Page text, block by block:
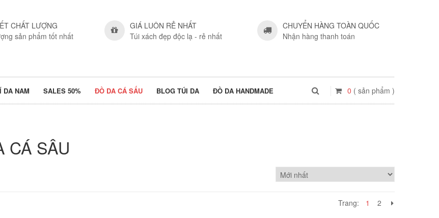
CHẤT LƯỢNG
sản phẩm tốt nhất
GIÁ LUÔN RẺ NHẤT
Túi xách đẹp độc lạ - rẻ nhất
CHUYỂN HÀNG TOÀN QUỐC
Nhận hàng thanh toán
DA NAM SALES 50% ĐỒ DA CÁ SẤU BLOG TÚI DA ĐỒ DA HANDMADE 0 ( sản phẩm )
CÁ SẤU
Trang: 1 2